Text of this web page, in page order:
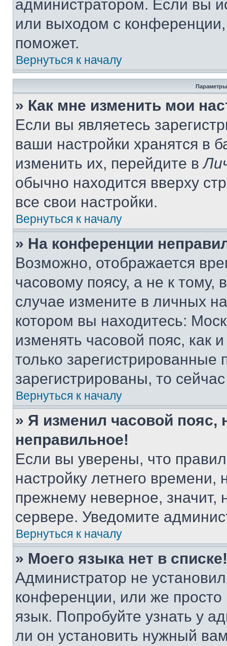
администратором. Если вы
или выходом с
поможет.
Вернуться к началу
Параметры
» Как мне изменить мои
Если вы являетесь
ваши настройки хранятся в
изменить их, перейдите в
обычно находится вверху
все свои настройки.
Вернуться к началу
» На конференции
Возможно, отображается
часовому поясу, а не к тому,
случае измените в личных
котором вы находитесь:
изменять часовой пояс, как
только
зарегистрированы, то
Вернуться к началу
» Я изменил часовой пояс,
неправильное!
Если вы уверены, что
настройку летнего
прежнему неверное, значит,
сервере. Уведомите
Вернуться к началу
» Моего языка нет в списке!
Администратор не
конференции, или же
язык. Попробуйте узнать у
ли он установить нужный